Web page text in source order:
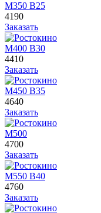
М350 В25
4190
Заказать
М400 В30
4410
Заказать
М450 В35
4640
Заказать
М500
4700
Заказать
М550 В40
4760
Заказать